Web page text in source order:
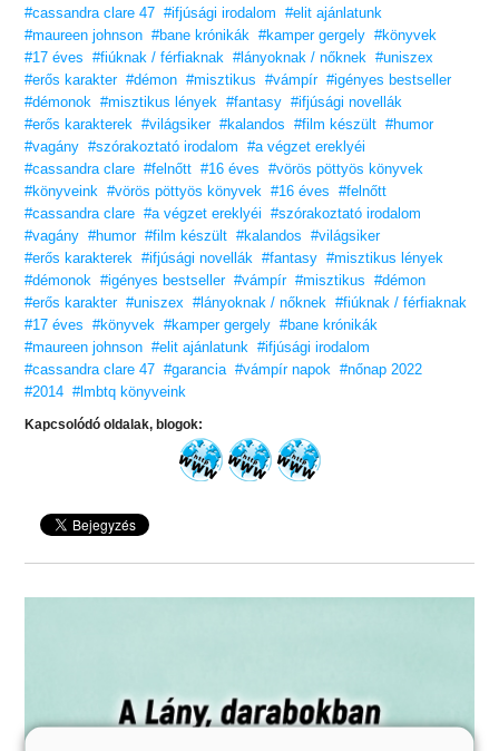
#cassandra clare 47 #ifjúsági irodalom
#elit ajánlatunk
#maureen johnson #bane krónikák #kamper gergely #könyvek
#17 éves
#fiúknak / férfiaknak #lányoknak / nőknek
#uniszex
#erős karakter #démon #misztikus #vámpír #igényes bestseller
#démonok
#misztikus lények #fantasy #ifjúsági novellák
#erős karakterek
#világsiker #kalandos #film készült #humor
#vagány #szórakoztató irodalom
#a végzet ereklyéi
#cassandra clare #felnőtt #16 éves
#vörös pöttyös könyvek
#könyveink
#vörös pöttyös könyvek #16 éves
#felnőtt
#cassandra clare #a végzet ereklyéi
#szórakoztató irodalom
#vagány #humor #film készült #kalandos
#világsiker
#erős karakterek
#ifjúsági novellák #fantasy #misztikus lények
#démonok
#igényes bestseller #vámpír #misztikus
#démon
#erős karakter #uniszex #lányoknak / nőknek
#fiúknak / férfiaknak
#17 éves
#könyvek #kamper gergely #bane krónikák
#maureen johnson #elit ajánlatunk
#ifjúsági irodalom
#cassandra clare 47 #garancia #vámpír napok
#nőnap 2022
#2014 #lmbtq könyveink
Kapcsolódó oldalak, blogok: